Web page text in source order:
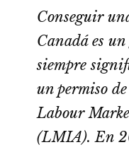
Conseguir
Canadá es
siempre
un permiso
Labour
(LMIA). En